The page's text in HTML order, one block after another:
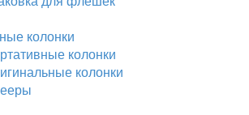
колонки
колонки
колонки